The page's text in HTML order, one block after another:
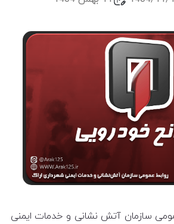
سازمان آتش نشانی و خدمات ایمنی